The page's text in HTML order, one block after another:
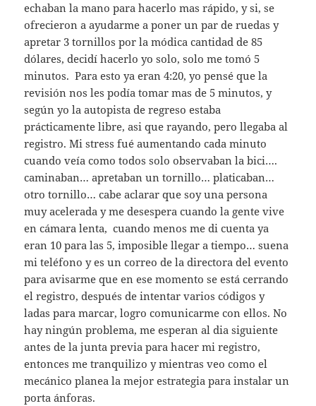
echaban la mano para hacerlo mas rápido, y si, se
ofrecieron a ayudarme a poner un par de ruedas y
apretar 3 tornillos por la módica cantidad de 85
dólares, decidí hacerlo yo solo, solo me tomó 5
minutos. Para esto ya eran 4:20, yo pensé que la
revisión nos les podía tomar mas de 5 minutos, y
según yo la autopista de regreso estaba
prácticamente libre, asi que rayando, pero llegaba al
registro. Mi stress fué aumentando cada minuto
cuando veía como todos solo observaban la bici….
caminaban… apretaban un tornillo… platicaban…
otro tornillo… cabe aclarar que soy una persona
muy acelerada y me desespera cuando la gente vive
en cámara lenta, cuando menos me di cuenta ya
eran 10 para las 5, imposible llegar a tiempo… suena
mi teléfono y es un correo de la directora del evento
para avisarme que en ese momento se está cerrando
el registro, después de intentar varios códigos y
ladas para marcar, logro comunicarme con ellos. No
hay ningún problema, me esperan al dia siguiente
antes de la junta previa para hacer mi registro,
entonces me tranquilizo y mientras veo como el
mecánico planea la mejor estrategia para instalar un
porta ánforas.